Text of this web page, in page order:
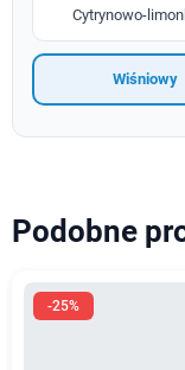
Cytrynowo-
Wiśniowy
Podobne
-25%